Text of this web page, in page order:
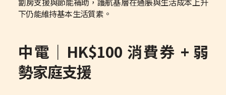
下仍能維持基本生活質素。
中電｜HK$100 消費券 + 弱
勢家庭支援